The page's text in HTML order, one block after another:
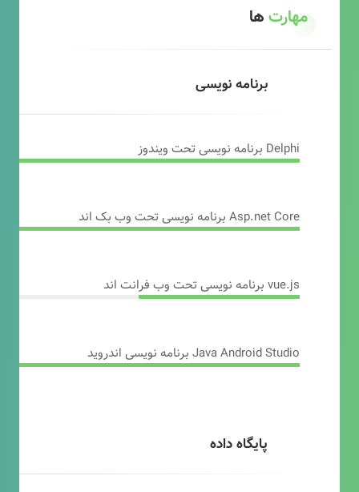
مهارتها
برنامه نویسی
Delphi برنامه نویسی تحت ویندوز
Asp.net Core برنامه نویسی تحت وب بک اند
vue.js برنامه نویسی تحت وب فرانت اند
Java Android Studio برنامه نویسی اندروید
پایگاه داده